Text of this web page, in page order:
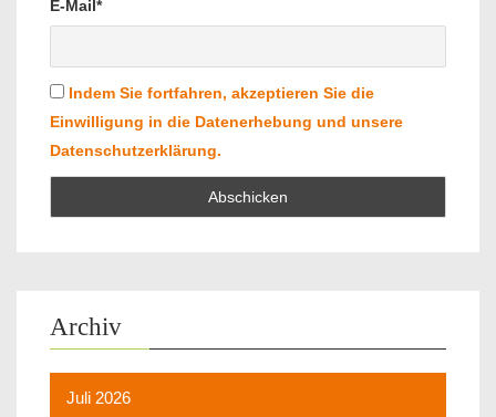
E-Mail*
Indem Sie fortfahren, akzeptieren Sie die
Einwilligung in die Datenerhebung und unsere
Datenschutzerklärung.
Archiv
Juli 2026